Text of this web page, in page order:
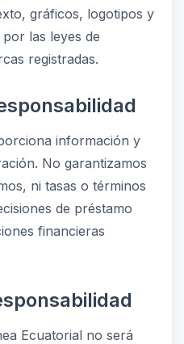
gráficos, logotipos y
las leyes de
registradas.
información y
No garantizamos
ni tasas o términos
de préstamo
financieras
Ecuatorial no será